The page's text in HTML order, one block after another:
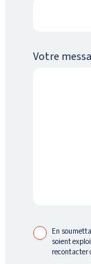
Votre
En
soient
recontacter